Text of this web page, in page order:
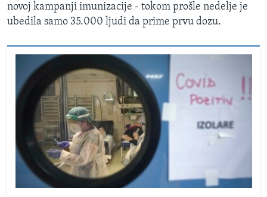
novoj kampanji imunizacije - tokom prošle nedelje je
ubedila samo 35.000 ljudi da prime prvu dozu.